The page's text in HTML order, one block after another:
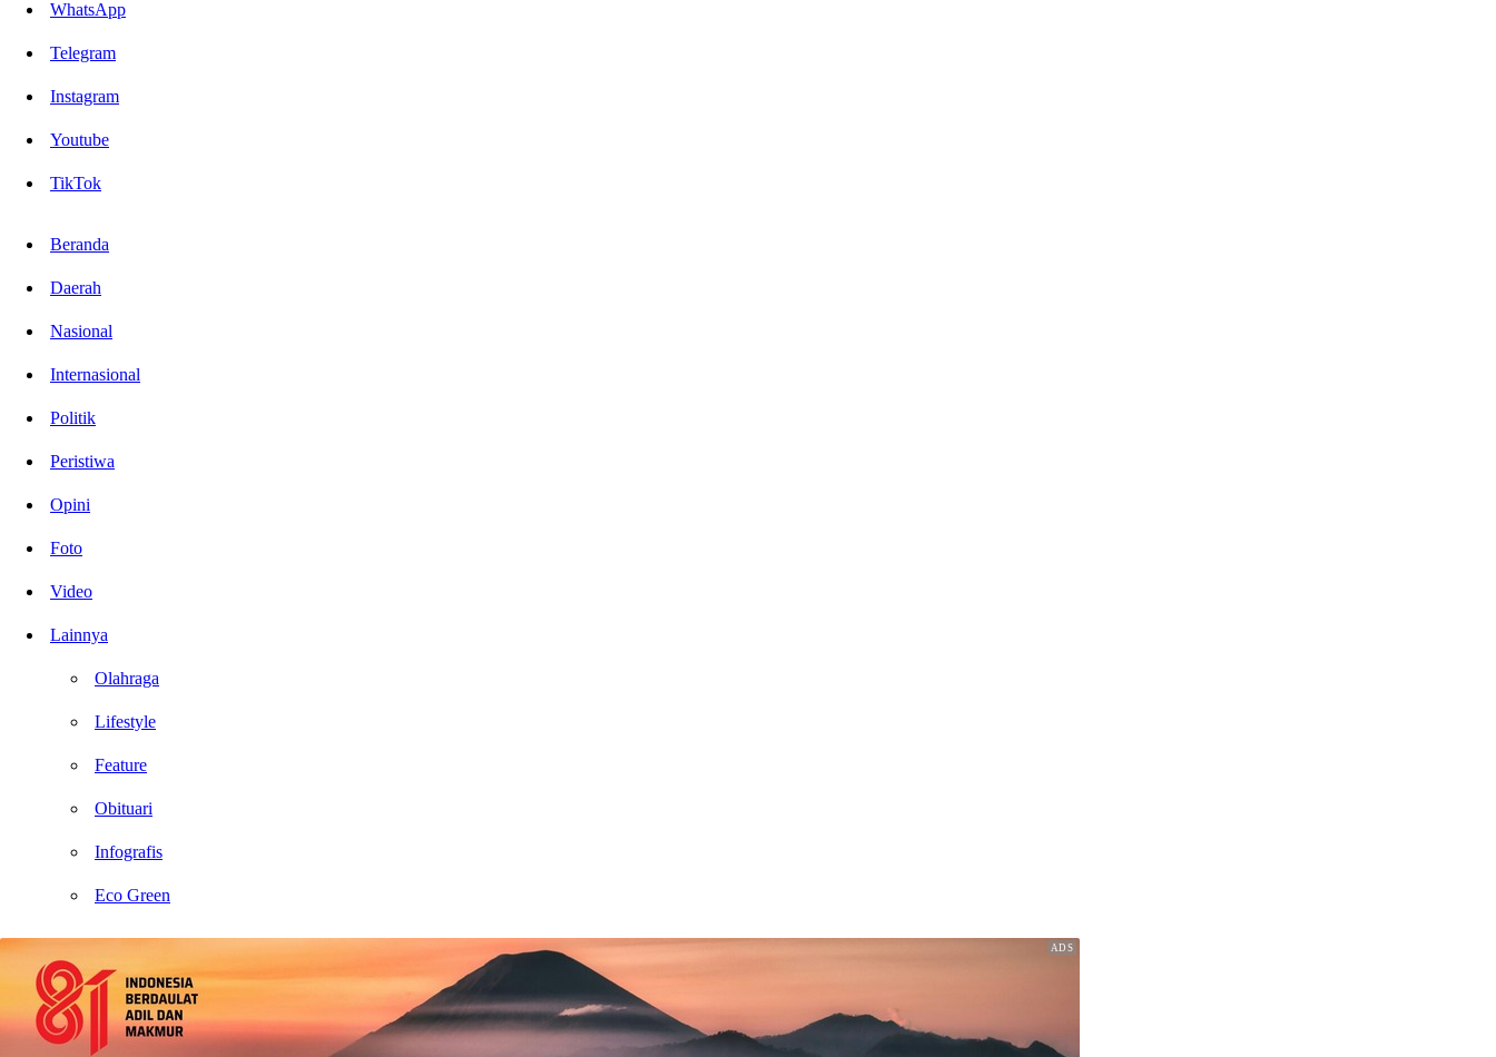
WhatsApp
Telegram
Instagram
Youtube
TikTok
Beranda
Daerah
Nasional
Internasional
Politik
Peristiwa
Opini
Foto
Video
Lainnya
Olahraga
Lifestyle
Feature
Obituari
Infografis
Eco Green